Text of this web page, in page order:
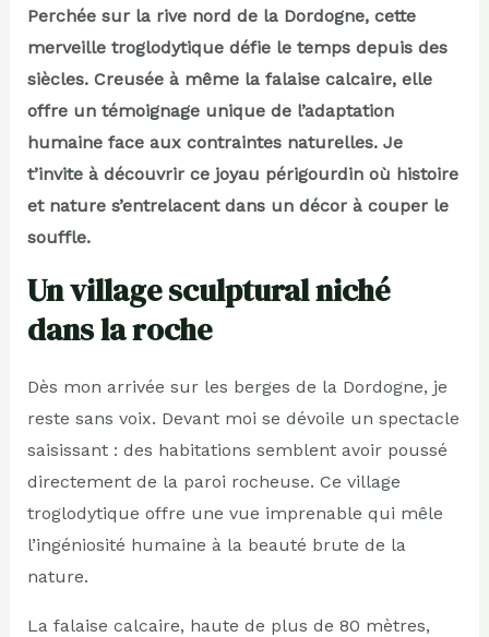
Perchée sur la rive nord de la Dordogne, cette
merveille troglodytique défie le temps depuis des
siècles. Creusée à même la falaise calcaire, elle
offre un témoignage unique de l’adaptation
humaine face aux contraintes naturelles. Je
t’invite à découvrir ce joyau périgourdin où histoire
et nature s’entrelacent dans un décor à couper le
souffle.
Un village sculptural niché
dans la roche
Dès mon arrivée sur les berges de la Dordogne, je
reste sans voix. Devant moi se dévoile un spectacle
saisissant : des habitations semblent avoir poussé
directement de la paroi rocheuse. Ce village
troglodytique offre une vue imprenable qui mêle
l’ingéniosité humaine à la beauté brute de la
nature.
La falaise calcaire, haute de plus de 80 mètres,